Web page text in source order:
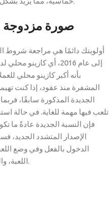
صورة مزدوجة
أولويتك دائمًا هي مراجعة شروط
إلى عام 2016، أي
المشفرة منذ عقود، إذا كنت
تلعب فيها مهمة للغاية. في حالة
الدخول بالفعل وفي وضع
اللعبة، والعثور على خطة اللعبة أو فقدان البيانات.